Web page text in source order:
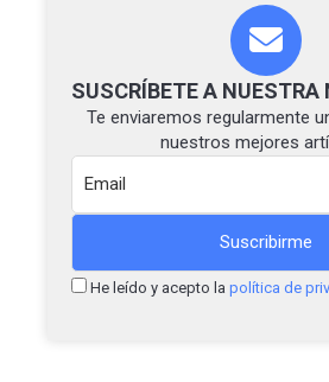
SUSCRÍBETE A NUESTRA
Te enviaremos regularmente
nuestros mejores
He leído y acepto la política de